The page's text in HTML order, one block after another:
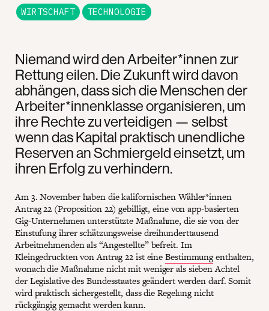
Niemand wird den Arbeiter*innen zur
Rettung eilen. Die Zukunft wird davon
abhängen, dass sich die Menschen der
Arbeiter*innenklasse organisieren, um
ihre Rechte zu verteidigen — selbst
wenn das Kapital praktisch unendliche
Reserven an Schmiergeld einsetzt, um
ihren Erfolg zu verhindern.
Am 3. November haben die kalifornischen Wähler*innen
Antrag 22 (Proposition 22) gebilligt, eine von app-basierten
Gig-Unternehmen unterstützte Maßnahme, die sie von der
Einstufung ihrer schätzungsweise dreihunderttausend
Arbeitnehmenden als “Angestellte” befreit. Im
Kleingedruckten von Antrag 22 ist eineBestimmungenthalten,
wonach die Maßnahme nicht mit weniger als sieben Achtel
der Legislative des Bundesstaates geändert werden darf. Somit
wird praktisch sichergestellt, dass die Regelung nicht
rückgängig gemacht werden kann.
WIRTSCHAFT TECHNOLOGIE